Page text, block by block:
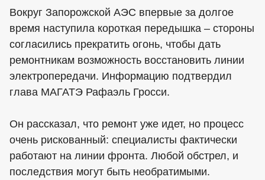
Вокруг Запорожской АЭС впервые за долгое
время наступила короткая передышка – стороны
согласились прекратить огонь, чтобы дать
ремонтникам возможность восстановить линии
электропередачи. Информацию подтвердил
глава МАГАТЭ Рафаэль Гросси.
Он рассказал, что ремонт уже идет, но процесс
очень рискованный: специалисты фактически
работают на линии фронта. Любой обстрел, и
последствия могут быть необратимыми.